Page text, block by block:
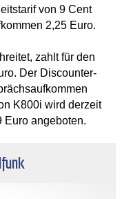
von 9 Cent
2,25 Euro.
zahlt für den
Der Discounter-
K800i wird derzeit
Euro angeboten.